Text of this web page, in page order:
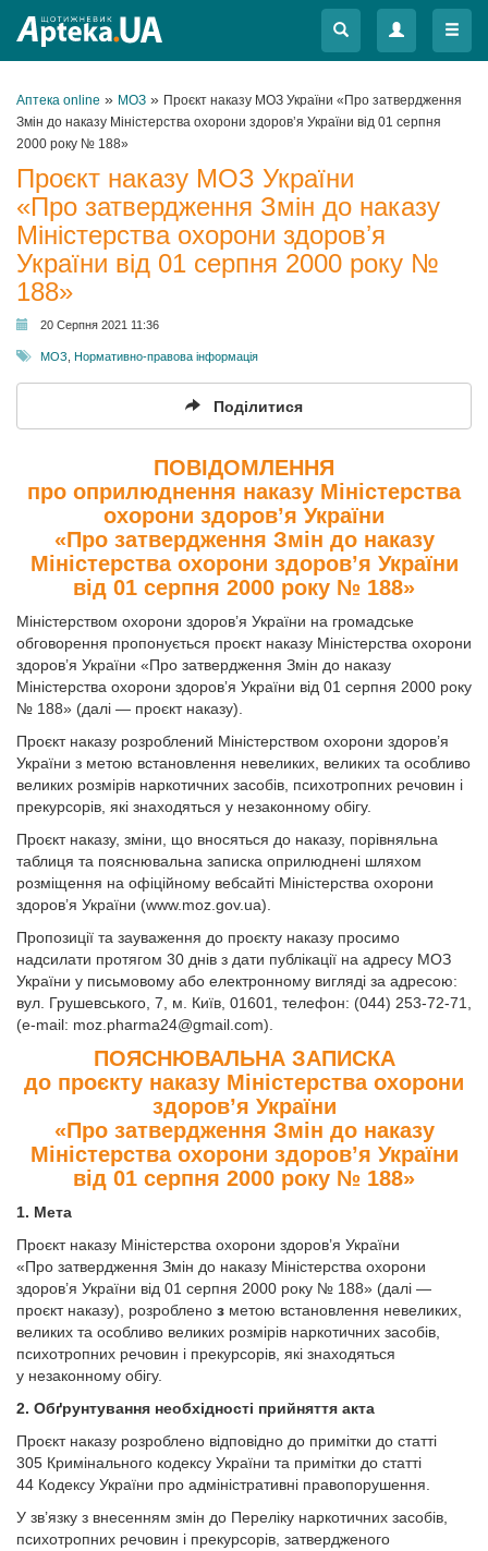
Меню
Меню
Аптека online » МОЗ » Проєкт наказу МОЗ України «Про затвердження
Змін до наказу Міністерства охорони здоровʼя України від 01 серпня
2000 року № 188»
Проєкт наказу МОЗ України
«Про затвердження Змін до наказу
Міністерства охорони здоровʼя
України від 01 серпня 2000 року №
188»
20 Серпня 2021 11:36
МОЗ Нормативно-правова інформація
Поділитися
ПОВІДОМЛЕННЯ
про оприлюднення наказу Міністерства
охорони здоров’я України
«Про затвердження Змін до наказу
Міністерства охорони здоровʼя України
від 01 серпня 2000 року № 188»
Міністерством охорони здоров’я України на громадське
обговорення пропонується проєкт наказу Міністерства охорони
здоров’я України «Про затвердження Змін до наказу
Міністерства охорони здоровʼя України від 01 серпня 2000 року
№ 188» (далі — проєкт наказу).
Проєкт наказу розроблений Міністерством охорони здоров’я
України з метою встановлення невеликих, великих та особливо
великих розмірів наркотичних засобів, психотропних речовин і
прекурсорів, які знаходяться у незаконному обігу.
Проєкт наказу, зміни, що вносяться до наказу, порівняльна
таблиця та пояснювальна записка оприлюднені шляхом
розміщення на офіційному вебсайті Міністерства охорони
здоров’я України (www.moz.gov.ua).
Пропозиції та зауваження до проєкту наказу просимо
надсилати протягом 30 днів з дати публікації на адресу МОЗ
України у письмовому або електронному вигляді за адресою:
вул. Грушевського, 7, м. Київ, 01601, телефон: (044) 253-72-71,
(e-mail: moz.pharma24@gmail.com).
ПОЯСНЮВАЛЬНА ЗАПИСКА
до проєкту наказу Міністерства охорони
здоров’я України
«Про затвердження Змін до наказу
Міністерства охорони здоров’я України
від 01 серпня 2000 року № 188»
1. Мета
Проєкт наказу Міністерства охорони здоров’я України
«Про затвердження Змін до наказу Міністерства охорони
здоров’я України від 01 серпня 2000 року № 188» (далі —
проєкт наказу), розроблено з метою встановлення невеликих,
великих та особливо великих розмірів наркотичних засобів,
психотропних речовин і прекурсорів, які знаходяться
у незаконному обігу.
2. Обґрунтування необхідності прийняття акта
Проєкт наказу розроблено відповідно до примітки до статті
305 Кримінального кодексу України та примітки до статті
44 Кодексу України про адміністративні правопорушення.
У зв’язку з внесенням змін до Переліку наркотичних засобів,
психотропних речовин і прекурсорів, затвердженого